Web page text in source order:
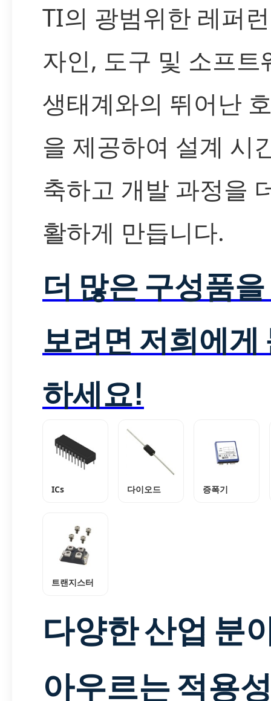
TI의 광범위한 레퍼
자인, 도구 및 소프트
생태계와의 뛰어난
을 제공하여 설계 시
축하고 개발 과정을
활하게 만듭니다.
더 많은 구성품
보려면 저희에게
하세요!
ICs 다이오드 증폭기
트랜지스터
다양한 산업 분
아우르는 적용